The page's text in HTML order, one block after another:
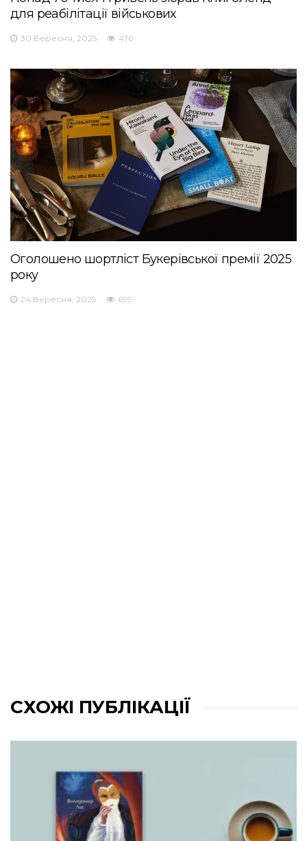
для реабілітації військових
30 Вересня, 2025 476
Оголошено шортліст Букерівської премії 2025
року
24 Вересня, 2025 699
СХОЖІ ПУБЛІКАЦІЇ